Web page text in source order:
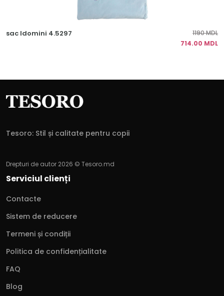
sac Idomini 4.5297
1190 MDL
714.00 MDL
Tesoro: Stil și calitate pentru copii
Drepturi de autor 2026 © Tesoro.md
Serviciul clienți
Contacte
Sistem de reducere
Termeni și condiții
Politica de confidențialitate
FAQ
Blog